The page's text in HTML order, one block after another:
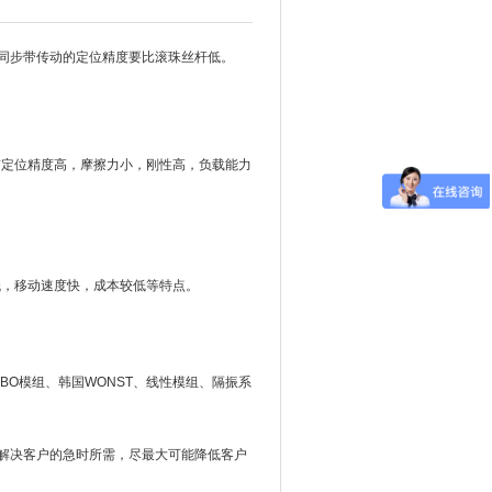
带传动的定位精度要比滚珠丝杆低。
位精度高，摩擦力小，刚性高，负载能力
移动速度快，成本较低等特点。
模组、韩国WONST、线性模组、隔振系
客户的急时所需，尽最大可能降低客户